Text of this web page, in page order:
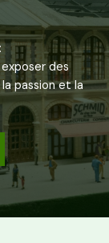
des
passion et la